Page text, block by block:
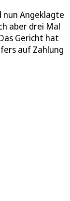
Angeklagte
aber drei Mal
Gericht hat
auf Zahlung